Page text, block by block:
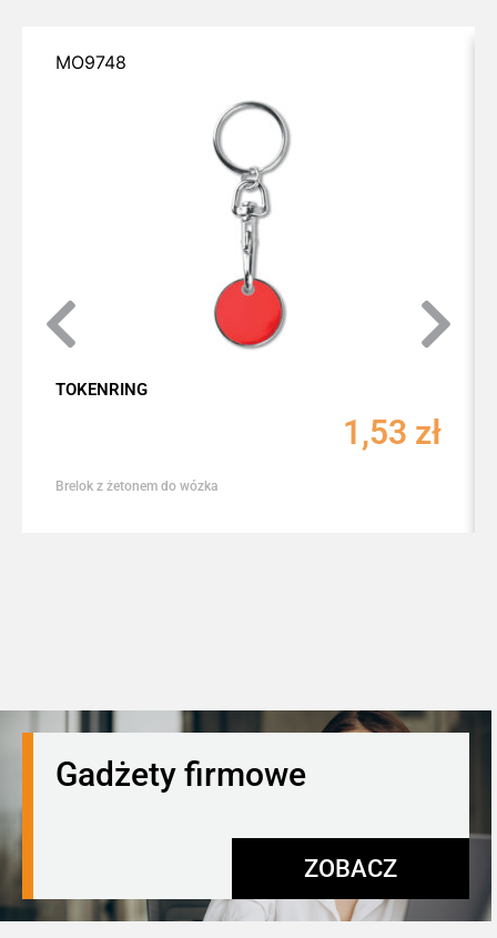
MO9748
TOKENRING
1,53 zł
Brelok z żetonem do wózka
Gadżety firmowe
ZOBACZ